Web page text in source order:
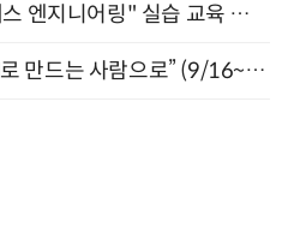
현업에서 바로 쓰는 "하네스 엔지니어링" 실습 교육 워크숍 8월 20일 개최
“AI에게 묻는 사람에서, AI로 만드는 사람으로” (9/16~17)